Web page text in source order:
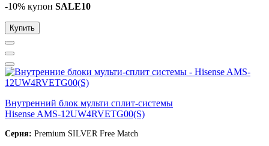
-10% купон SALE10
Купить
Внутренний блок мульти сплит-системы
Hisense AMS-12UW4RVETG00(S)
Серия: Premium SILVER Free Match